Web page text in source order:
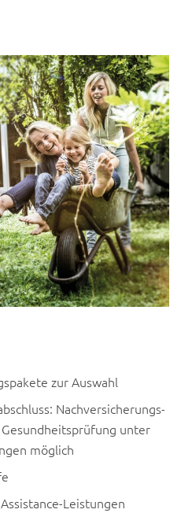
zur Auswahl
Nachversicherungs-
unter
möglich
Leistungen